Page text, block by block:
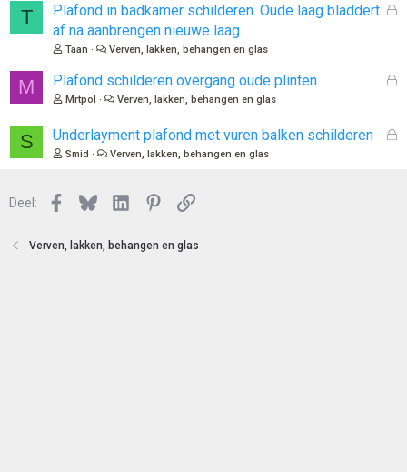
T
G
o
Plafond in badkamer schilderen. Oude laag bladdert
af na aanbrengen nieuwe laag.
Taan Verven, lakken, behangen en glas
M
G
Plafond schilderen overgang oude plinten.
Mrtpol Verven, lakken, behangen en glas
S
G
Underlayment plafond met vuren balken schilderen
Smid Verven, lakken, behangen en glas
Deel: Facebook
BlueskyLinkedInPinterest
Link
Verven, lakken, behangen en glas